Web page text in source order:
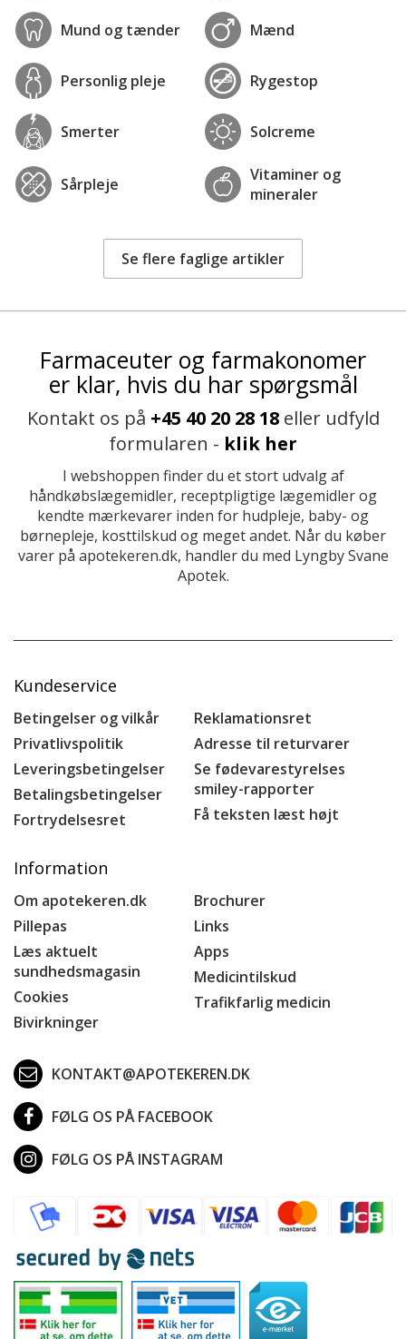
Mund og tænder Mænd
Personlig pleje Rygestop
Smerter Solcreme
Sårpleje
Vitaminer og
mineraler
Se flere faglige artikler
Farmaceuter og farmakonomer
er klar, hvis du har spørgsmål
Kontakt os på +45 40 20 28 18eller udfyld
formularen - klik her
I webshoppen finder du et stort udvalg af
håndkøbslægemidler, receptpligtige lægemidler og
kendte mærkevarer inden for hudpleje, baby- og
børnepleje, kosttilskud og meget andet. Når du køber
varer på apotekeren.dk, handler du med Lyngby Svane
Apotek.
Kundeservice
Betingelser og vilkår
Privatlivspolitik
Leveringsbetingelser
Betalingsbetingelser
Fortrydelsesret
Reklamationsret
Adresse til returvarer
Se fødevarestyrelses
smiley-rapporter
Få teksten læst højt
Information
Om apotekeren.dk
Pillepas
Læs aktuelt
sundhedsmagasin
Cookies
Bivirkninger
Brochurer
Links
Apps
Medicintilskud
Trafikfarlig medicin
KONTAKT@APOTEKEREN.DK
FØLG OS PÅ FACEBOOK
FØLG OS PÅ INSTAGRAM